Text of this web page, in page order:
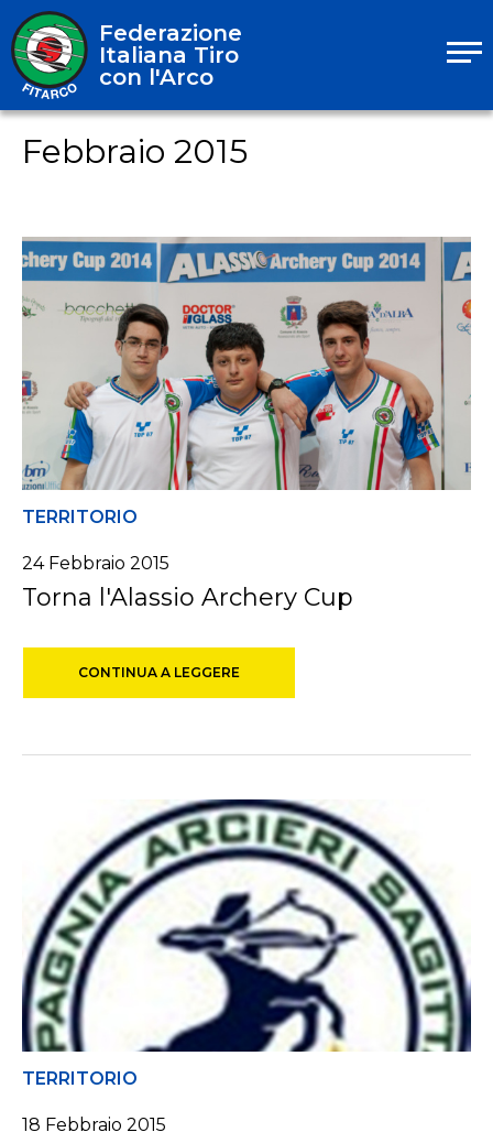
Federazione
Italiana Tiro
con l'Arco
Febbraio 2015
TERRITORIO
24 Febbraio 2015
Torna l'Alassio Archery Cup
CONTINUA A LEGGERE
TERRITORIO
18 Febbraio 2015